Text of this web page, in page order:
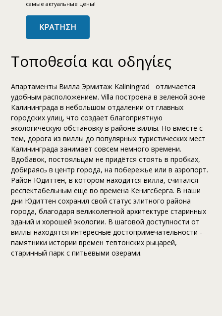
самые актуальные цены!
ΚΡΑΤΗΣΗ
Τοποθεσία και οδηγίες
Апартаменты Вилла Эрмитаж Kaliningrad отличается
удобным расположением. Villa построена в зеленой зоне
Калининграда в небольшом отдалении от главных
городских улиц, что создает благоприятную
экологическую обстановку в районе виллы. Но вместе с
тем, дорога из виллы до популярных туристических мест
Калининграда занимает совсем немного времени.
Вдобавок, постояльцам не придётся стоять в пробках,
добираясь в центр города, на побережье или в аэропорт.
Район Юдиттен, в котором находится вилла, считался
респектабельным еще во времена Кенигсберга. В наши
дни Юдиттен сохранил свой статус элитного района
города, благодаря великолепной архитектуре старинных
зданий и хорошей экологии. В шаговой доступности от
виллы находятся интересные достопримечательности -
памятники истории времен тевтонских рыцарей,
старинный парк с питьевыми озерами.